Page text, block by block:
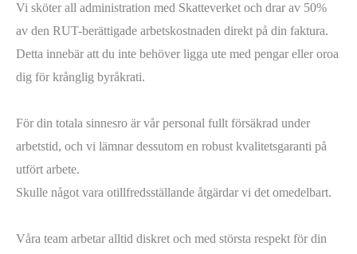
Vi sköter all administration med Skatteverket och drar av 50%
av den RUT-berättigade arbetskostnaden direkt på din faktura.
Detta innebär att du inte behöver ligga ute med pengar eller oroa
dig för krånglig byråkrati.
För din totala sinnesro är vår personal fullt försäkrad under
arbetstid, och vi lämnar dessutom en robust kvalitetsgaranti på
utfört arbete.
Skulle något vara otillfredsställande åtgärdar vi det omedelbart.
Våra team arbetar alltid diskret och med största respekt för din